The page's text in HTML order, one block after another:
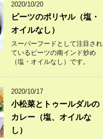
2020/10/20
ビーツのポリヤル（塩・
オイルなし）
スーパーフードとして注目され
ているビーツの南インド炒め
（塩・オイルなし）です。
2020/10/17
小松菜とトゥールダルの
カレー（塩、オイルな
し）